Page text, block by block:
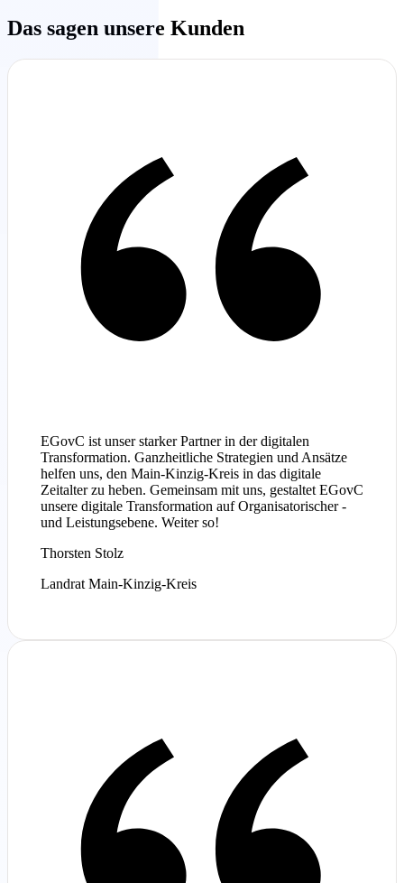
Das sagen unsere Kunden
EGovC ist unser starker Partner in der digitalen
Transformation. Ganzheitliche Strategien und Ansätze
helfen uns, den Main-Kinzig-Kreis in das digitale
Zeitalter zu heben. Gemeinsam mit uns, gestaltet EGovC
unsere digitale Transformation auf Organisatorischer -
und Leistungsebene. Weiter so!
Thorsten Stolz
Landrat Main-Kinzig-Kreis